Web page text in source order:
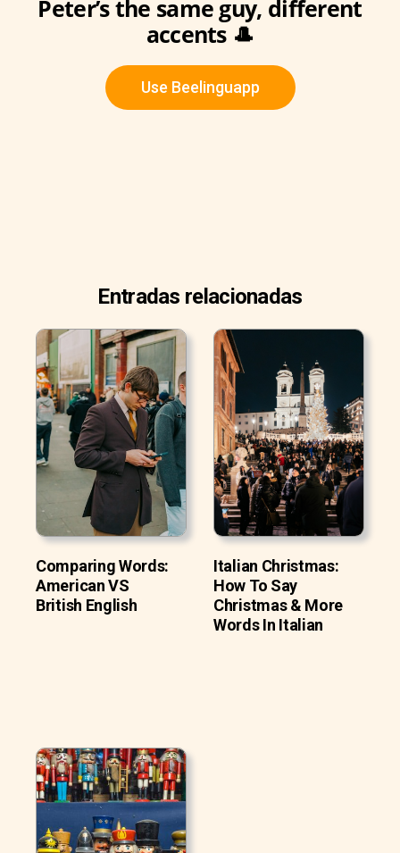
Peter’s the same guy, different
accents 🎩
Use Beelinguapp
Entradas relacionadas
Comparing Words:
American VS
British English
Italian Christmas:
How To Say
Christmas & More
Words In Italian